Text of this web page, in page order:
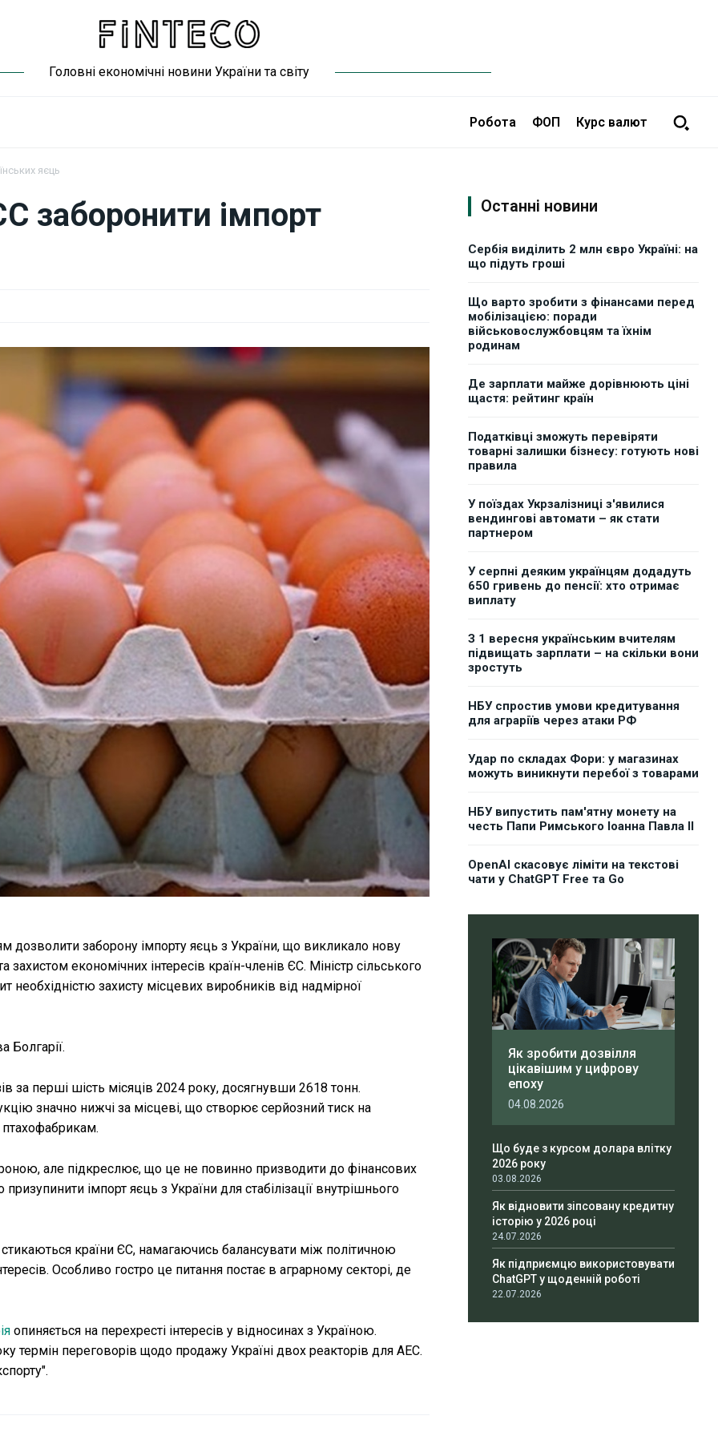
Головні економічні новини України та світу
Робота ФОП Курс валют
яєць
заборонити імпорт
дозволити заборону імпорту яєць з України, що викликало нову
економічних інтересів країн-членів ЄС. Міністр сільського
необхідністю захисту місцевих виробників від надмірної
Болгарії.
за перші шість місяців 2024 року, досягнувши 2618 тонн.
значно нижчі за місцеві, що створює серйозний тиск на
але підкреслює, що це не повинно призводити до фінансових
імпорт яєць з України для стабілізації внутрішнього
країни ЄС, намагаючись балансувати між політичною
Особливо гостро це питання постає в аграрному секторі, де
опиняється на перехресті інтересів у відносинах з Україною.
термін переговорів щодо продажу Україні двох реакторів для АЕС.
Останні новини
Сербія виділить 2 млн євро Україні: на
що підуть гроші
Що варто зробити з фінансами перед
мобілізацією: поради
військовослужбовцям та їхнім
родинам
Де зарплати майже дорівнюють ціні
щастя: рейтинг країн
Податківці зможуть перевіряти
товарні залишки бізнесу: готують нові
правила
У поїздах Укрзалізниці з'явилися
вендингові автомати – як стати
партнером
У серпні деяким українцям додадуть
650 гривень до пенсії: хто отримає
виплату
З 1 вересня українським вчителям
підвищать зарплати – на скільки вони
зростуть
НБУ спростив умови кредитування
для аграріїв через атаки РФ
Удар по складах Фори: у магазинах
можуть виникнути перебої з товарами
НБУ випустить пам'ятну монету на
честь Папи Римського Іоанна Павла II
OpenAI скасовує ліміти на текстові
чати у ChatGPT Free та Go
Як зробити дозвілля
цікавішим у цифрову
епоху
04.08.2026
Що буде з курсом долара влітку
2026 року
03.08.2026
Як відновити зіпсовану кредитну
історію у 2026 році
24.07.2026
Як підприємцю використовувати
ChatGPT у щоденній роботі
22.07.2026